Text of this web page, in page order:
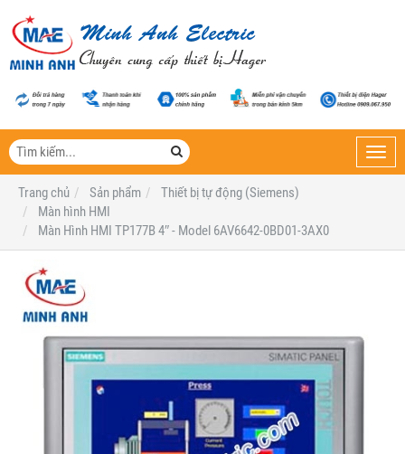
Trang chủ
Sản phẩm
Thiết bị tự động (Siemens)
Màn hình HMI
Màn Hình HMI TP177B 4″ - Model 6AV6642-0BD01-3AX0